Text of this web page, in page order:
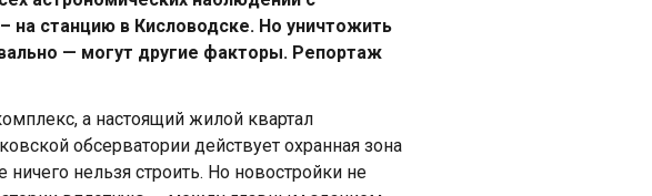
на станцию в Кисловодске. Но уничтожить
— могут другие факторы. Репортаж
а настоящий жилой квартал
обсерватории действует охранная зона
нельзя строить. Но новостройки не